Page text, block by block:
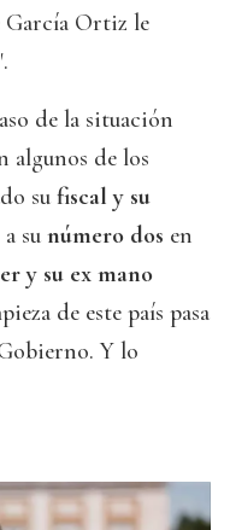
García Ortiz le
de la situación
algunos de los
su fiscal y su
su número dos en
y su ex mano
de este país pasa
Y lo